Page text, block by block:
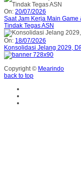
On: 20/07/2026
Saat Jam Kerja Main Game
Tindak Tegas ASN
On: 18/07/2026
Konsolidasi Jelang 2029,
Copyright © Mearindo
back to top